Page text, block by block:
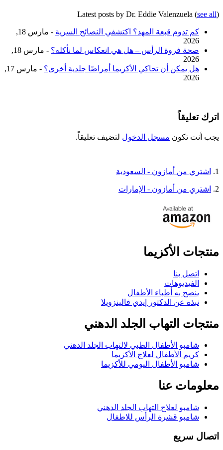
Latest posts by Dr. Eddie Valenzuela (see all)
كم تدوم قبعة المهد؟ اكتشفي النصائح السرية
- مارس 18,
2026
صحة فروة الرأس – هل هي انعكاس لما نأكله؟
- مارس 18,
2026
هل يمكن أن تحاكي الأكزيما أمراضًا جلدية أخرى؟
- مارس 17,
2026
اترك تعليقاً
يجب أنت تكون مسجل الدخول لتضيف تعليقاً.
1. اشتري من أمازون - السعودية
2. اشتري من أمازون - الإمارات
منتجات الأكزيما
اتصل بنا
الفيديوهات
ينصح به أطباء الأطفال
نبذة عن الدكتور إيدي فالينزويلا
منتجات التهاب الجلد الدهني
شامبو الأطفال الطبي لالتهاب الجلد الدهني
كريم الأطفال لعلاج الأكزيما
شامبو الأطفال اليومي للأكزيما
معلومات عنا
شامبو لعلاج التهاب الجلد الدهني
شامبو قشرة الرأس للاطفال
اتصال سريع